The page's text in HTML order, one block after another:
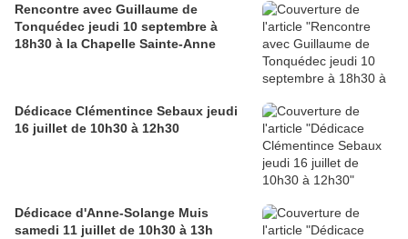
Rencontre avec Guillaume de
Tonquédec jeudi 10 septembre à
18h30 à la Chapelle Sainte-Anne
Dédicace Clémentince Sebaux jeudi
16 juillet de 10h30 à 12h30
Dédicace d'Anne-Solange Muis
samedi 11 juillet de 10h30 à 13h